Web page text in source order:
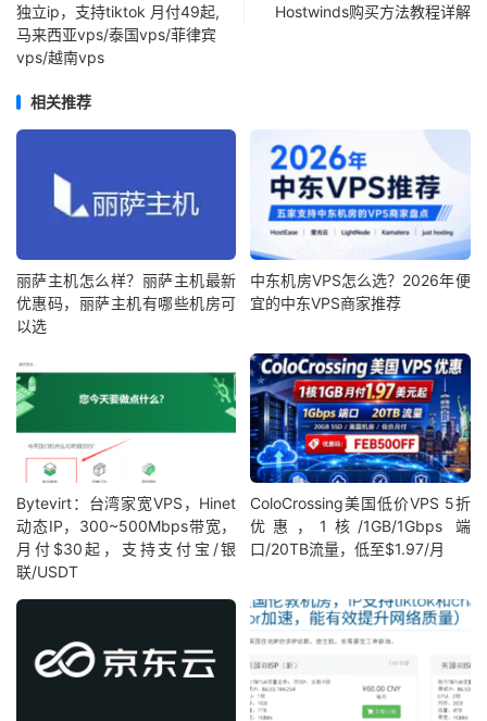
独立ip，支持tiktok 月付49起,
马来西亚vps/泰国vps/菲律宾
vps/越南vps
Hostwinds购买方法教程详解
相关推荐
丽萨主机怎么样？丽萨主机最新
优惠码，丽萨主机有哪些机房可
以选
中东机房VPS怎么选？2026年便
宜的中东VPS商家推荐
Bytevirt：台湾家宽VPS，Hinet
动态IP，300~500Mbps带宽，
月付$30起，支持支付宝/银
联/USDT
ColoCrossing美国低价VPS 5折
优惠，1核/1GB/1Gbps 端
口/20TB流量，低至$1.97/月